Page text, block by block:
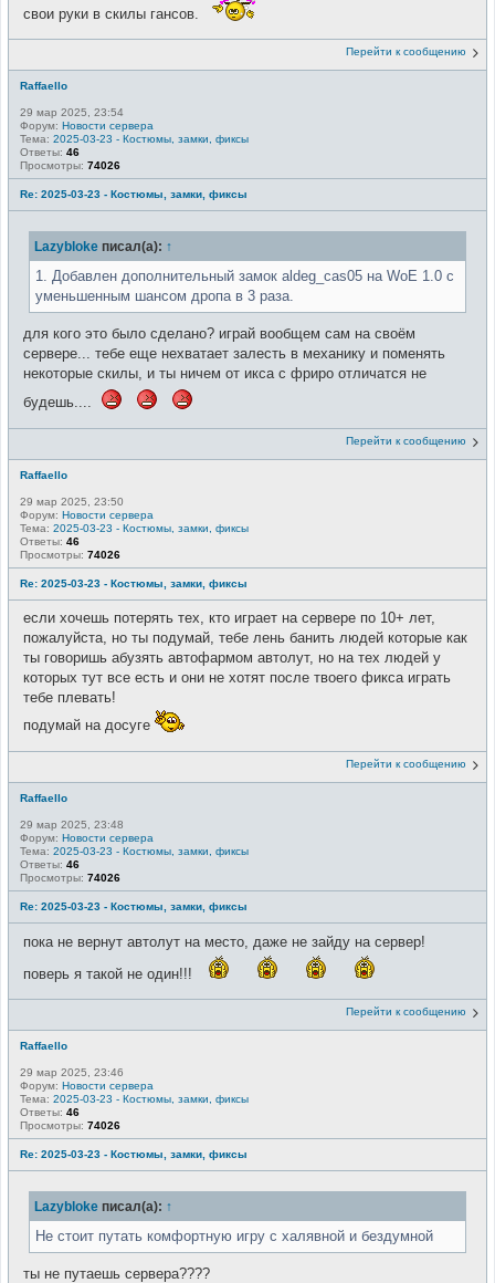
свои руки в скилы гансов.
Перейти к сообщению
Raffaello
29 мар 2025, 23:54
Форум: Новости сервера
Тема: 2025-03-23 - Костюмы, замки, фиксы
Ответы: 46
Просмотры: 74026
Re: 2025-03-23 - Костюмы, замки, фиксы
Lazybloke писал(а): ↑
1. Добавлен дополнительный замок aldeg_cas05 на WoE 1.0 с
уменьшенным шансом дропа в 3 раза.
для кого это было сделано? играй вообщем сам на своём
сервере... тебе еще нехватает залесть в механику и поменять
некоторые скилы, и ты ничем от икса с фриро отличатся не
будешь....
Перейти к сообщению
Raffaello
29 мар 2025, 23:50
Форум: Новости сервера
Тема: 2025-03-23 - Костюмы, замки, фиксы
Ответы: 46
Просмотры: 74026
Re: 2025-03-23 - Костюмы, замки, фиксы
если хочешь потерять тех, кто играет на сервере по 10+ лет,
пожалуйста, но ты подумай, тебе лень банить людей которые как
ты говоришь абузять автофармом автолут, но на тех людей у
которых тут все есть и они не хотят после твоего фикса играть
тебе плевать!
подумай на досуге
Перейти к сообщению
Raffaello
29 мар 2025, 23:48
Форум: Новости сервера
Тема: 2025-03-23 - Костюмы, замки, фиксы
Ответы: 46
Просмотры: 74026
Re: 2025-03-23 - Костюмы, замки, фиксы
пока не вернут автолут на место, даже не зайду на сервер!
поверь я такой не один!!!
Перейти к сообщению
Raffaello
29 мар 2025, 23:46
Форум: Новости сервера
Тема: 2025-03-23 - Костюмы, замки, фиксы
Ответы: 46
Просмотры: 74026
Re: 2025-03-23 - Костюмы, замки, фиксы
Lazybloke писал(а): ↑
Не стоит путать комфортную игру с халявной и бездумной
ты не путаешь сервера????